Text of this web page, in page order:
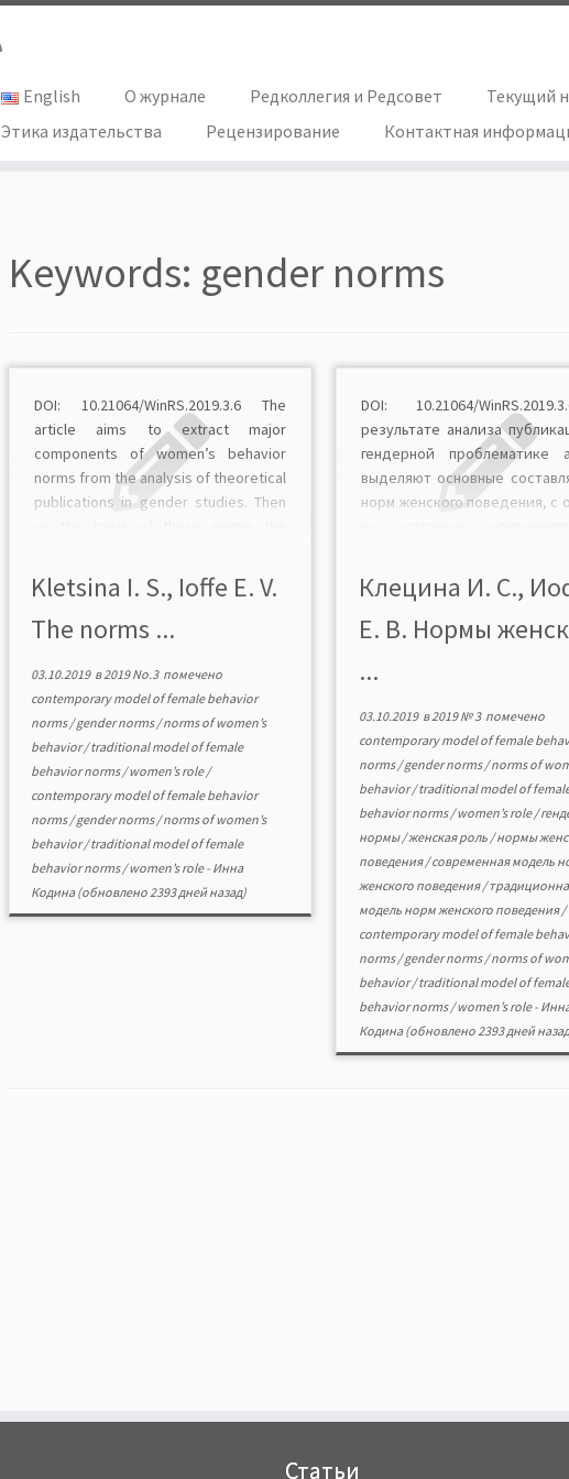
English О журнале Редколлегия и Редсовет Текущий
Этика издательства
Рецензирование Контактная
Keywords: gender norms
DOI: 10.21064/WinRS.2019.3.6 The
article aims to extract major
components of women’s behavior
norms from the analysis of theoretical
publications in gender studies. Then
normative model of female behavior
and a contemporary model. The
analysis of publications in gender
Kletsina I. S., Ioffe E. V.
The norms ...
03.10.2019в2019 No.3 помечено
contemporary model of female behavior
norms/gender norms/norms of women’s
behavior/traditional model of female
behavior norms/women’s role/
contemporary model of female behavior
norms/gender norms/norms of women’s
behavior/traditional model of female
behavior norms/women’s role- Инна
Кодина(обновлено 2393 дней назад)
DOI: 10.21064/
результате анализа
гендерной проблематике
выделяют основные
норм женского поведения, с
нормативной модели
женского поведения и
модели. Нормативные
относительно ролевого
замужеству и материнству,
поведения женщин […]
Клецина И. С.,
Е. В. Нормы
...
03.10.2019в2019 № 3 помечено
contemporary model of female
norms/gender norms/norms of
behavior/traditional model of
behavior norms/women’s role/
нормы/женская роль /нормы
поведения/современная модель
женского поведения/
модель норм женского поведения/
contemporary model of female
norms/gender norms/norms of
behavior/traditional model of
behavior norms/women’s role-
Кодина(обновлено 2393 дней
Статьи